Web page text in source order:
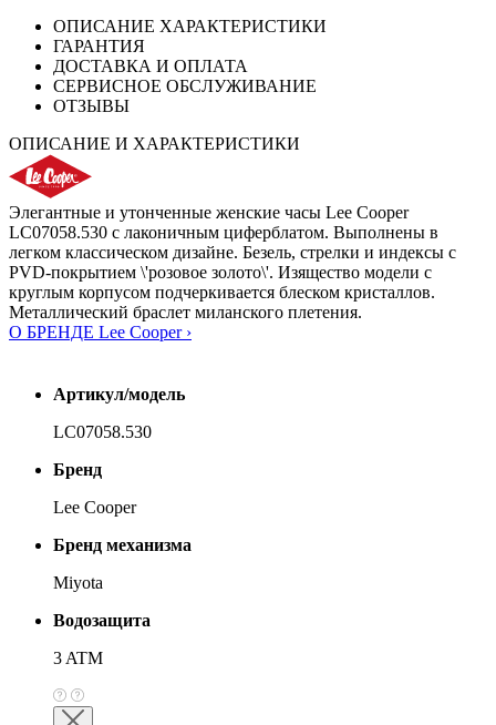
ОПИСАНИЕ ХАРАКТЕРИСТИКИ
ГАРАНТИЯ
ДОСТАВКА И ОПЛАТА
СЕРВИСНОЕ ОБСЛУЖИВАНИЕ
ОТЗЫВЫ
ОПИСАНИЕ И ХАРАКТЕРИСТИКИ
Элегантные и утонченные женские часы Lee Cooper
LC07058.530 с лаконичным циферблатом. Выполнены в
легком классическом дизайне. Безель, стрелки и индексы с
PVD-покрытием \'розовое золото\'. Изящество модели с
круглым корпусом подчеркивается блеском кристаллов.
Металлический браслет миланского плетения.
О БРЕНДЕ Lee Cooper ›
Артикул/модель
LC07058.530
Бренд
Lee Cooper
Бренд механизма
Miyota
Водозащита
3 ATM